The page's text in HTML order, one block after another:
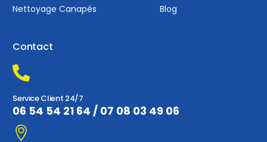
Nettoyage Canapés
Blog
Contact
Service Client 24/7
06 54 54 21 64 / 07 08 03 49 06